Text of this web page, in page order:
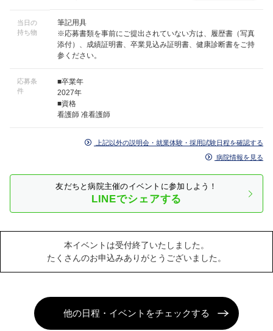
当日の
持ち物
筆記用具
※応募書類を事前にご提出されていない方は、履歴書（写真
添付）、成績証明書、卒業見込み証明書、健康診断書をご持
参ください。
応募条
件
■卒業年
2027年
■資格
看護師 准看護師
上記以外の説明会・就業体験・採用試験日程を確認する
病院情報を見る
友だちと病院主催のイベントに参加しよう！
LINEでシェアする
本イベントは受付終了いたしました。
たくさんのお申込みありがとうございました。
他の日程・イベントをチェックする